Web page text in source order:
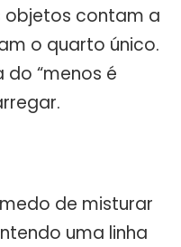
objetos contam a
o quarto único.
“menos é
de misturar
uma linha